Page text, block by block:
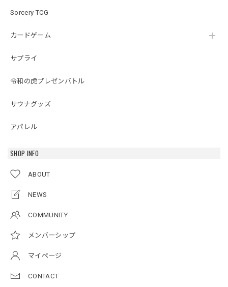
Sorcery TCG
カードゲーム
サプライ
令和の虎プレゼンバトル
サウナグッズ
アパレル
SHOP INFO
ABOUT
NEWS
COMMUNITY
メンバーシップ
マイページ
CONTACT